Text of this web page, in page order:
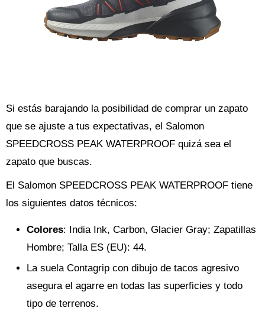
Si estás barajando la posibilidad de comprar un zapato
que se ajuste a tus expectativas, el Salomon
SPEEDCROSS PEAK WATERPROOF quizá sea el
zapato que buscas.
El Salomon SPEEDCROSS PEAK WATERPROOF tiene
los siguientes datos técnicos:
Colores: India Ink, Carbon, Glacier Gray; Zapatillas
Hombre; Talla ES (EU): 44.
La suela Contagrip con dibujo de tacos agresivo
asegura el agarre en todas las superficies y todo
tipo de terrenos.